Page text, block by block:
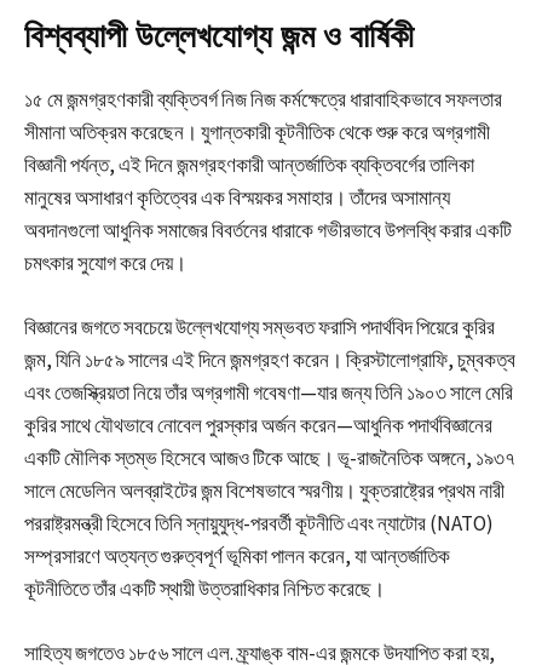
বিশ্বব্যাপী উল্লেখযোগ্য জন্ম ও বার্ষিকী
১৫ মে জন্মগ্রহণকারী ব্যক্তিবর্গ নিজ নিজ কর্মক্ষেত্রে ধারাবাহিকভাবে সফলতার
সীমানা অতিক্রম করেছেন। যুগান্তকারী কূটনীতিক থেকে শুরু করে অগ্রগামী
বিজ্ঞানী পর্যন্ত, এই দিনে জন্মগ্রহণকারী আন্তর্জাতিক ব্যক্তিবর্গের তালিকা
মানুষের অসাধারণ কৃতিত্বের এক বিস্ময়কর সমাহার। তাঁদের অসামান্য
অবদানগুলো আধুনিক সমাজের বিবর্তনের ধারাকে গভীরভাবে উপলব্ধি করার একটি
চমৎকার সুযোগ করে দেয়।
বিজ্ঞানের জগতে সবচেয়ে উল্লেখযোগ্য সম্ভবত ফরাসি পদার্থবিদ পিয়েরে কুরির
জন্ম, যিনি ১৮৫৯ সালের এই দিনে জন্মগ্রহণ করেন। ক্রিস্টালোগ্রাফি, চুম্বকত্ব
এবং তেজস্ক্রিয়তা নিয়ে তাঁর অগ্রগামী গবেষণা—যার জন্য তিনি ১৯০৩ সালে মেরি
কুরির সাথে যৌথভাবে নোবেল পুরস্কার অর্জন করেন—আধুনিক পদার্থবিজ্ঞানের
একটি মৌলিক স্তম্ভ হিসেবে আজও টিকে আছে। ভূ-রাজনৈতিক অঙ্গনে, ১৯৩৭
সালে মেডেলিন অলব্রাইটের জন্ম বিশেষভাবে স্মরণীয়। যুক্তরাষ্ট্রের প্রথম নারী
পররাষ্ট্রমন্ত্রী হিসেবে তিনি স্নায়ুযুদ্ধ-পরবর্তী কূটনীতি এবং ন্যাটোর (NATO)
সম্প্রসারণে অত্যন্ত গুরুত্বপূর্ণ ভূমিকা পালন করেন, যা আন্তর্জাতিক
কূটনীতিতে তাঁর একটি স্থায়ী উত্তরাধিকার নিশ্চিত করেছে।
সাহিত্য জগতেও ১৮৫৬ সালে এল. ফ্র্যাঙ্ক বাম-এর জন্মকে উদযাপিত করা হয়,